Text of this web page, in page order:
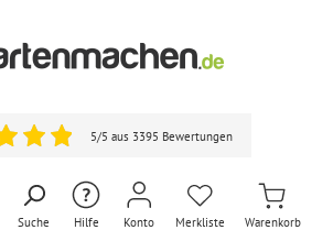
5/5 aus 3395 Bewertungen
Suche Hilfe Konto Merkliste Warenkorb